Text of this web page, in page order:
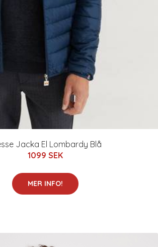
Jacka El Lombardy Blå
1099 SEK
MER INFO!